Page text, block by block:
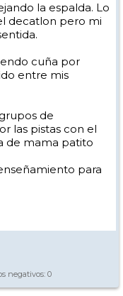
la espalda. Lo
decatlon pero mi
cuña por
entre mis
de
las pistas con el
de mama patito
para
negativos: 0